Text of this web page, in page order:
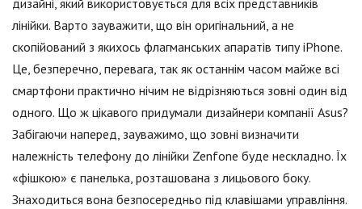
дизайні, який використовується для всіх представників
лінійки. Варто зауважити, що він оригінальний, а не
скопійований з якихось флагманських апаратів типу iPhone.
Це, безперечно, перевага, так як останнім часом майже всі
смартфони практично нічим не відрізняються зовні один від
одного. Що ж цікавого придумали дизайнери компанії Asus?
Забігаючи наперед, зауважимо, що зовні визначити
належність телефону до лінійки Zenfone буде нескладно. Їх
«фішкою» є панелька, розташована з лицьового боку.
Знаходиться вона безпосередньо під клавішами управління.